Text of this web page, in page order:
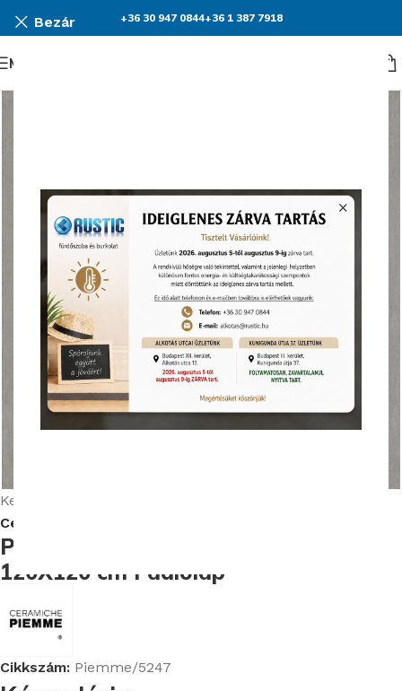
Bezár +36 30 947 0844+36 1 387 7918
Menü
Kezdőlap
Ceramiche Piemme Homey burkolat kollekció
Piemme Homey Dove Nat/Ret
120X120 cm Padlólap
Cikkszám: Piemme/5247